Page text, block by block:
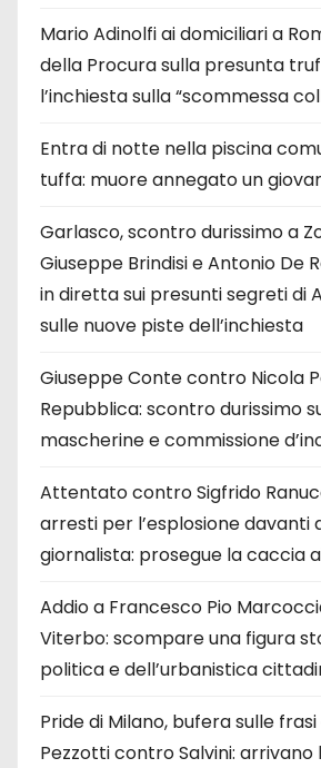
Mario Adinolfi ai domiciliari a
della Procura sulla presunta
l’inchiesta sulla “scommessa
Entra di notte nella piscina
tuffa: muore annegato un
Garlasco, scontro durissimo a
Giuseppe Brindisi e Antonio De
in diretta sui presunti segreti di
sulle nuove piste dell’inchiesta
Giuseppe Conte contro Nicola
Repubblica: scontro durissimo
mascherine e commissione
Attentato contro Sigfrido
arresti per l’esplosione davanti
giornalista: prosegue la caccia
Addio a Francesco Pio
Viterbo: scompare una figura
politica e dell’urbanistica
Pride di Milano, bufera sulle
Pezzotti contro Salvini: arrivano